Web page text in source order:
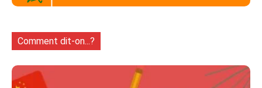
Comment dit-on...?